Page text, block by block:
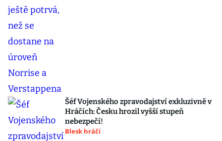
Šéf Vojenského zpravodajství exkluzivně v
Hráčích: Česku hrozil vyšší stupeň
nebezpečí!
Blesk hráči